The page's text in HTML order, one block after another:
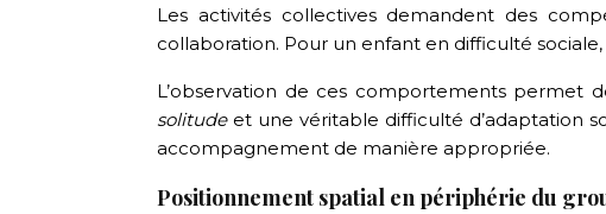
Les activités collectives demandent des
collaboration. Pour un enfant en difficulté
L’observation de ces comportements permet
solitudeet une véritable difficulté d’adaptation
accompagnement de manière appropriée.
Positionnement spatial en périphérie du